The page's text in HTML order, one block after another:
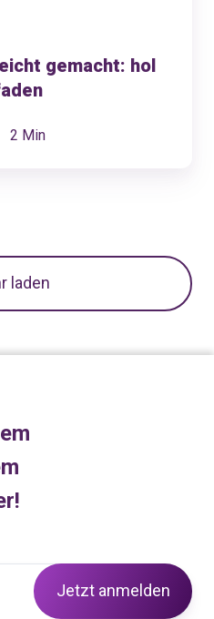
gemacht: hol
2 Min
laden